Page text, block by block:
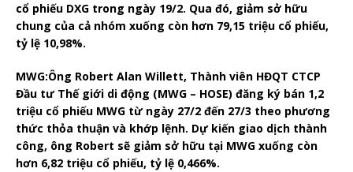
cổ phiếu DXG trong ngày 19/2. Qua đó, giảm sở hữu
chung của cả nhóm xuống còn hơn 79,15 triệu cổ phiếu,
tỷ lệ 10,98%.
MWG:Ông Robert Alan Willett, Thành viên HĐQT CTCP
Đầu tư Thế giới di động (MWG – HOSE) đăng ký bán 1,2
triệu cổ phiếu MWG từ ngày 27/2 đến 27/3 theo phương
thức thỏa thuận và khớp lệnh. Dự kiến giao dịch thành
công, ông Robert sẽ giảm sở hữu tại MWG xuống còn
hơn 6,82 triệu cổ phiếu, tỷ lệ 0,466%.